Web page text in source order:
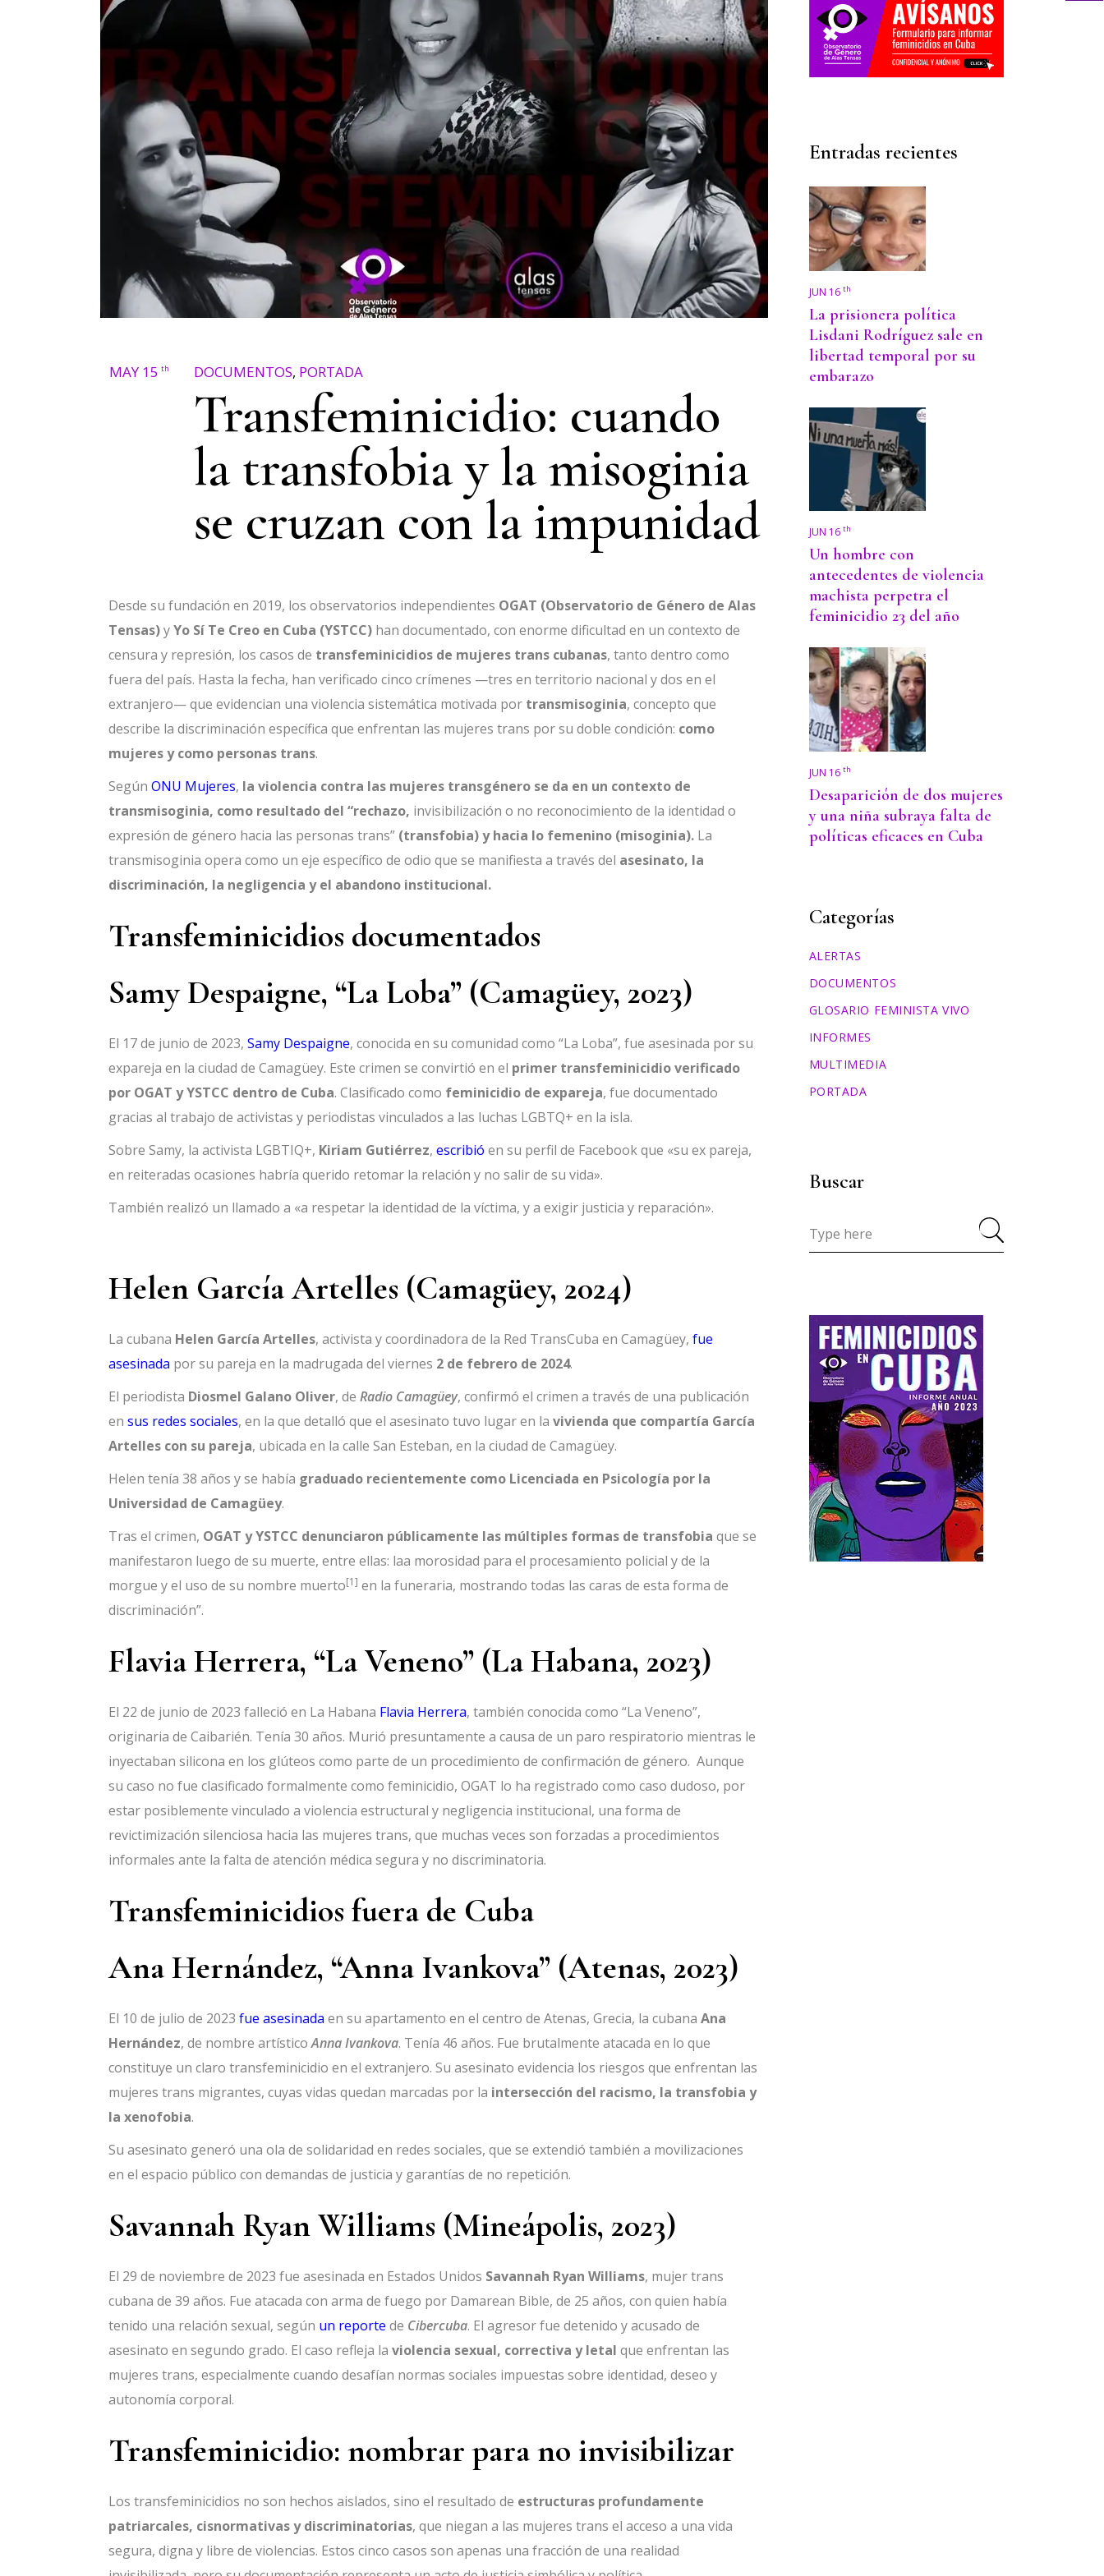
MAY 15 th DOCUMENTOS, PORTADA
Transfeminicidio: cuando
la transfobia y la misoginia
se cruzan con la impunidad
Desde su fundación en 2019, los observatorios independientes OGAT (Observatorio de Género de Alas
Tensas)yYo Sí Te Creo en Cuba (YSTCC) han documentado, con enorme dificultad en un contexto de
censura y represión, los casos de transfeminicidios de mujeres trans cubanas, tanto dentro como
fuera del país. Hasta la fecha, han verificado cinco crímenes —tres en territorio nacional y dos en el
extranjero— que evidencian una violencia sistemática motivada por transmisoginia, concepto que
describe la discriminación específica que enfrentan las mujeres trans por su doble condición: como
mujeres y como personas trans.
Según ONU Mujeres, la violencia contra las mujeres transgénero se da en un contexto de
transmisoginia, como resultado del “rechazo, invisibilización o no reconocimiento de la identidad o
expresión de género hacia las personas trans” (transfobia) y hacia lo femenino (misoginia). La
transmisoginia opera como un eje específico de odio que se manifiesta a través del asesinato, la
discriminación, la negligencia y el abandono institucional.
Transfeminicidios documentados
Samy Despaigne, “La Loba” (Camagüey, 2023)
El 17 de junio de 2023, Samy Despaigne, conocida en su comunidad como “La Loba”, fue asesinada por su
expareja en la ciudad de Camagüey. Este crimen se convirtió en el primer transfeminicidio verificado
por OGAT y YSTCC dentro de Cuba. Clasificado como feminicidio de expareja, fue documentado
gracias al trabajo de activistas y periodistas vinculados a las luchas LGBTQ+ en la isla.
Sobre Samy, la activista LGBTIQ+, Kiriam Gutiérrez, escribió en su perfil de Facebook que «su ex pareja,
en reiteradas ocasiones habría querido retomar la relación y no salir de su vida».
También realizó un llamado a «a respetar la identidad de la víctima, y a exigir justicia y reparación».
Helen García Artelles (Camagüey, 2024)
La cubana Helen García Artelles, activista y coordinadora de la Red TransCuba en Camagüey, fue
asesinada por su pareja en la madrugada del viernes 2 de febrero de 2024.
El periodista Diosmel Galano Oliver, de Radio Camagüey, confirmó el crimen a través de una publicación
en sus redes sociales, en la que detalló que el asesinato tuvo lugar en la vivienda que compartía García
Artelles con su pareja, ubicada en la calle San Esteban, en la ciudad de Camagüey.
Helen tenía 38 años y se había graduado recientemente como Licenciada en Psicología por la
Universidad de Camagüey.
Tras el crimen, OGAT y YSTCC denunciaron públicamente las múltiples formas de transfobia que se
manifestaron luego de su muerte, entre ellas: laa morosidad para el procesamiento policial y de la
morgue y el uso de su nombre muerto[1] en la funeraria, mostrando todas las caras de esta forma de
discriminación”.
Flavia Herrera, “La Veneno” (La Habana, 2023)
El 22 de junio de 2023 falleció en La Habana Flavia Herrera, también conocida como “La Veneno”,
originaria de Caibarién. Tenía 30 años. Murió presuntamente a causa de un paro respiratorio mientras le
inyectaban silicona en los glúteos como parte de un procedimiento de confirmación de género. Aunque
su caso no fue clasificado formalmente como feminicidio, OGAT lo ha registrado como caso dudoso, por
estar posiblemente vinculado a violencia estructural y negligencia institucional, una forma de
revictimización silenciosa hacia las mujeres trans, que muchas veces son forzadas a procedimientos
informales ante la falta de atención médica segura y no discriminatoria.
Transfeminicidios fuera de Cuba
Ana Hernández, “Anna Ivankova” (Atenas, 2023)
El 10 de julio de 2023 fue asesinada en su apartamento en el centro de Atenas, Grecia, la cubana Ana
Hernández, de nombre artísticoAnna Ivankova. Tenía 46 años. Fue brutalmente atacada en lo que
constituye un claro transfeminicidio en el extranjero. Su asesinato evidencia los riesgos que enfrentan las
mujeres trans migrantes, cuyas vidas quedan marcadas por la intersección del racismo, la transfobia y
la xenofobia.
Su asesinato generó una ola de solidaridad en redes sociales, que se extendió también a movilizaciones
en el espacio público con demandas de justicia y garantías de no repetición.
Savannah Ryan Williams (Mineápolis, 2023)
El 29 de noviembre de 2023 fue asesinada en Estados Unidos Savannah Ryan Williams, mujer trans
cubana de 39 años. Fue atacada con arma de fuego por Damarean Bible, de 25 años, con quien había
tenido una relación sexual, según un reporte de Cibercuba. El agresor fue detenido y acusado de
asesinato en segundo grado. El caso refleja la violencia sexual, correctiva y letal que enfrentan las
mujeres trans, especialmente cuando desafían normas sociales impuestas sobre identidad, deseo y
autonomía corporal.
Transfeminicidio: nombrar para no invisibilizar
Los transfeminicidios no son hechos aislados, sino el resultado de estructuras profundamente
patriarcales, cisnormativas y discriminatorias, que niegan a las mujeres trans el acceso a una vida
segura, digna y libre de violencias. Estos cinco casos son apenas una fracción de una realidad
Entradas recientes
JUN 16 th
La prisionera política
Lisdani Rodríguez sale en
libertad temporal por su
embarazo
JUN 16 th
Un hombre con
antecedentes de violencia
machista perpetra el
feminicidio 23 del año
JUN 16 th
Desaparición de dos mujeres
y una niña subraya falta de
políticas eficaces en Cuba
Categorías
ALERTAS
DOCUMENTOS
GLOSARIO FEMINISTA VIVO
INFORMES
MULTIMEDIA
PORTADA
Buscar